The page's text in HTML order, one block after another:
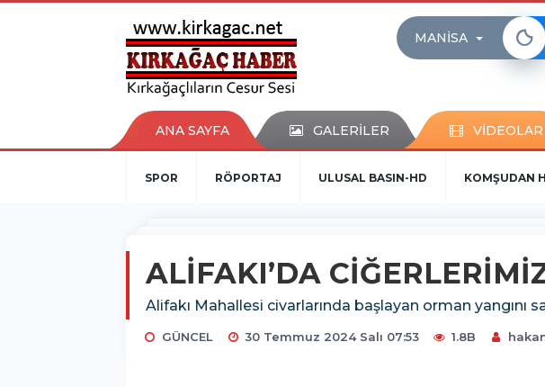
MANISA
ANA SAYFA GALERİLER VİDEOLAR
SPOR RÖPORTAJ ULUSAL BASIN-HD KOMŞUDAN
ALİFAKI’DA
Alifakı Mahallesi civarlarında başlayan orman yangını
GÜNCEL 30 Temmuz 2024 Salı 07:53 1.8B